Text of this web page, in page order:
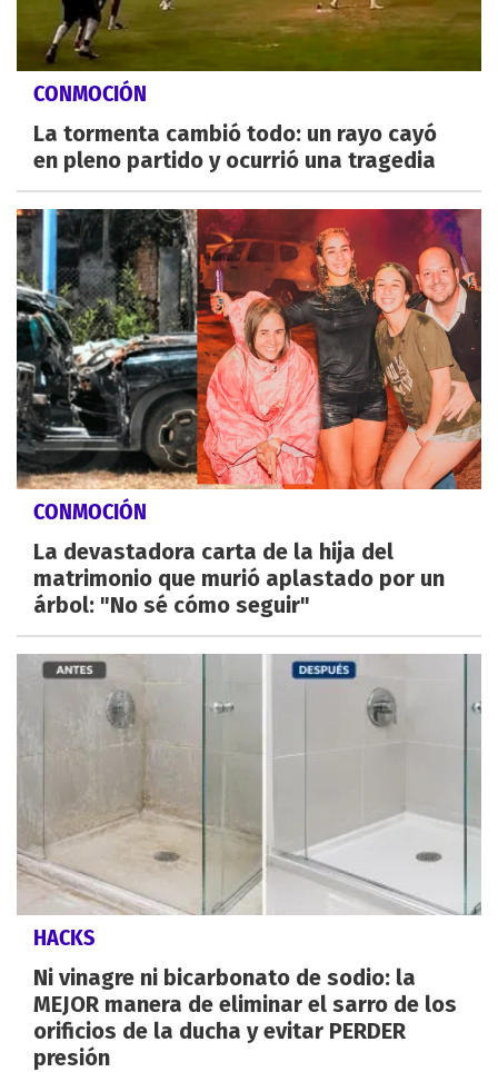
CONMOCIÓN
La tormenta cambió todo: un rayo cayó
en pleno partido y ocurrió una tragedia
CONMOCIÓN
La devastadora carta de la hija del
matrimonio que murió aplastado por un
árbol: "No sé cómo seguir"
HACKS
Ni vinagre ni bicarbonato de sodio: la
MEJOR manera de eliminar el sarro de los
orificios de la ducha y evitar PERDER
presión